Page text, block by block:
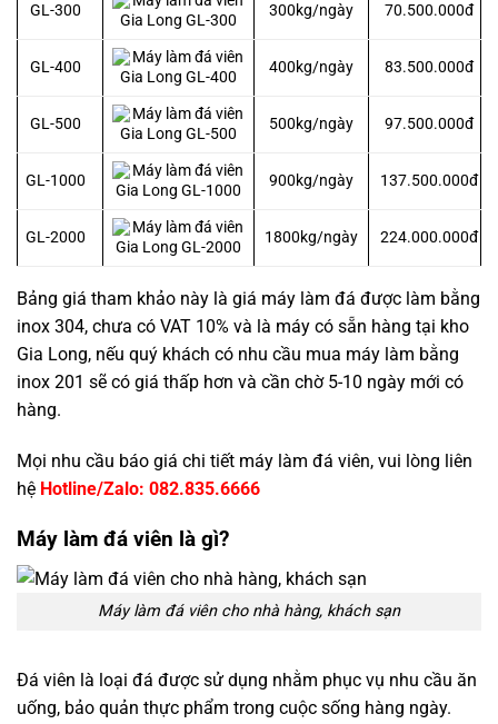
GL-300 300kg/ngày 70.500.000đ
GL-400 400kg/ngày 83.500.000đ
GL-500 500kg/ngày 97.500.000đ
GL-1000 900kg/ngày 137.500.000đ
GL-2000 1800kg/ngày 224.000.000đ
Bảng giá tham khảo này là giá máy làm đá được làm bằng
inox 304, chưa có VAT 10% và là máy có sẵn hàng tại kho
Gia Long, nếu quý khách có nhu cầu mua máy làm bằng
inox 201 sẽ có giá thấp hơn và cần chờ 5-10 ngày mới có
hàng.
Mọi nhu cầu báo giá chi tiết máy làm đá viên, vui lòng liên
hệ Hotline/Zalo: 082.835.6666
Máy làm đá viên là gì?
Máy làm đá viên cho nhà hàng, khách sạn
Đá viên là loại đá được sử dụng nhằm phục vụ nhu cầu ăn
uống, bảo quản thực phẩm trong cuộc sống hàng ngày.